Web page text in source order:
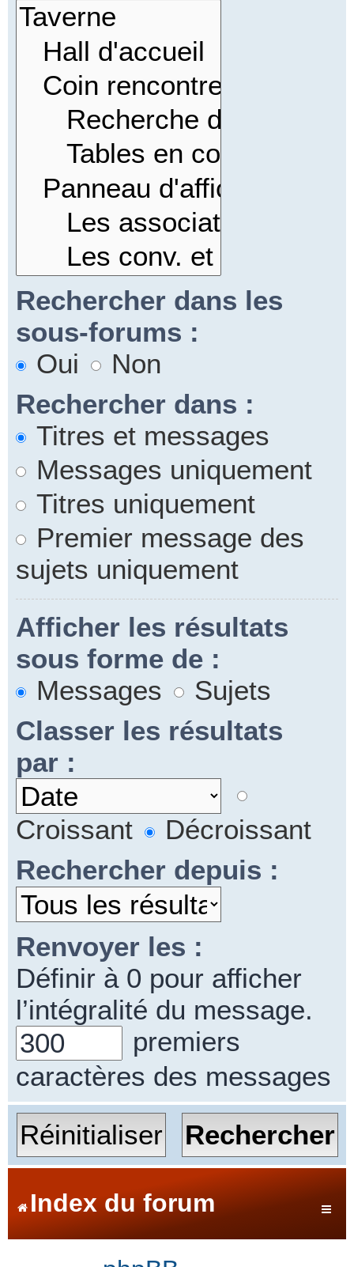
Rechercher dans les
sous-forums :
Oui
Non
Rechercher dans :
Titres et messages
Messages uniquement
Titres uniquement
Premier message des
sujets uniquement
Afficher les résultats
sous forme de :
Messages
Sujets
Classer les résultats
par :
Croissant
Décroissant
Rechercher depuis :
Renvoyer les :
Définir à 0 pour afficher
l’intégralité du message.
premiers
caractères des messages
Index du forum